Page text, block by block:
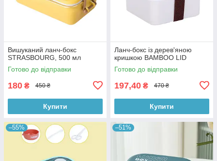
Вишуканий ланч-бокс
STRASBOURG, 500 мл
Готово до відправки
180 ₴ 450 ₴
Купити
Ланч-бокс із дерев'яною
кришкою BAMBOO LID
Готово до відправки
197,40 ₴ 470 ₴
Купити
–55% –51%